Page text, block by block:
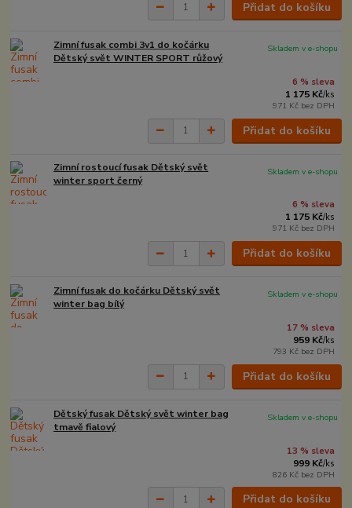
Přidat do košíku
Zimní fusak combi 3v1 do kočárku
Dětský svět WINTER SPORT růžový
6 % sleva
1 175 Kč/ks
971 Kč bez DPH
Skladem v e-shopu
Přidat do košíku
Zimní rostoucí fusak Dětský svět
winter sport černý
6 % sleva
1 175 Kč/ks
971 Kč bez DPH
Skladem v e-shopu
Přidat do košíku
Zimní fusak do kočárku Dětský svět
winter bag bílý
17 % sleva
959 Kč/ks
793 Kč bez DPH
Skladem v e-shopu
Přidat do košíku
Dětský fusak Dětský svět winter bag
tmavě fialový
13 % sleva
999 Kč/ks
826 Kč bez DPH
Skladem v e-shopu
Přidat do košíku